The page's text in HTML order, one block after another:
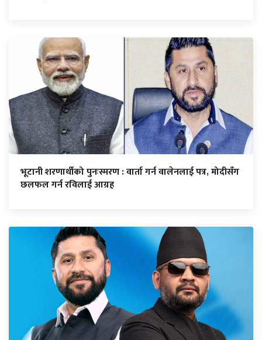
भूटानी शरणार्थीको पुनःस्मरण : वार्ता गर्न वालेनलाई पत्र, मोदीसँग
छलफल गर्न रविलाई आग्रह